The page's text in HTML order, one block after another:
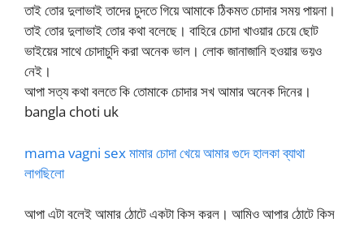
তাই তোর দুলাভাই তাদের চুদতে গিয়ে আমাকে ঠিকমত চোদার সময় পায়না।
তাই তোর দুলাভাই তোর কথা বলেছে। বাহিরে চোদা খাওয়ার চেয়ে ছোট
ভাইয়ের সাথে চোদাচুদি করা অনেক ভাল। লোক জানাজানি হওয়ার ভয়ও
নেই।
আপা সত্য কথা বলতে কি তোমাকে চোদার সখ আমার অনেক দিনের।
bangla choti uk
mama vagni sex মামার চোদা খেয়ে আমার গুদে হালকা ব্যাথা
লাগছিলো
আপা এটা বলেই আমার ঠোটে একটা কিস করল। আমিও আপার ঠোটে কিস